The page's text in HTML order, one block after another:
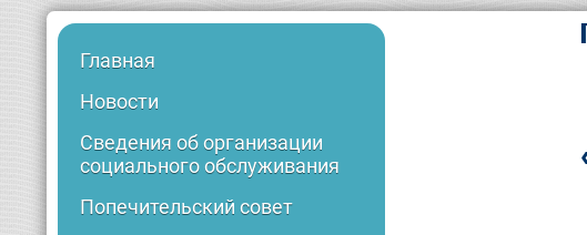
Главная
Новости
Сведения об организации
социального обслуживания
Попечительский совет